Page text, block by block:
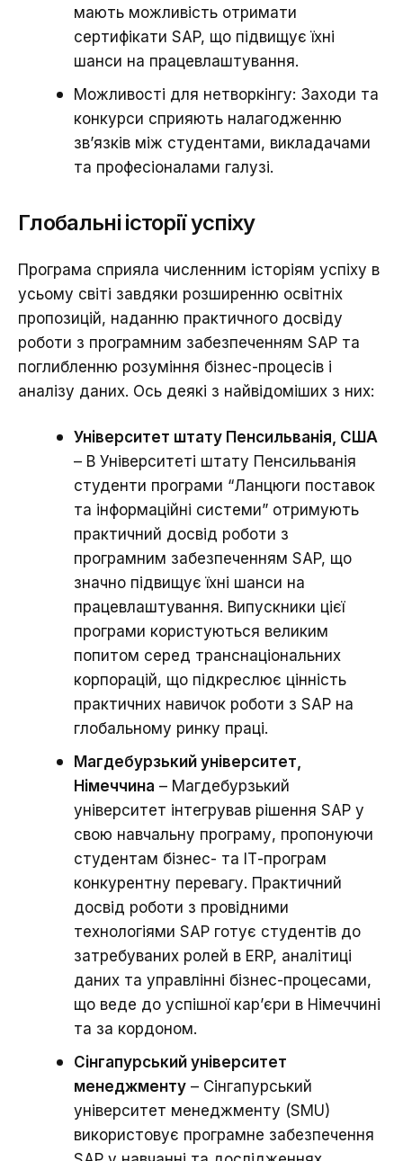
мають можливість отримати
сертифікати SAP, що підвищує їхні
шанси на працевлаштування.
Можливості для нетворкінгу: Заходи та
конкурси сприяють налагодженню
зв’язків між студентами, викладачами
та професіоналами галузі.
Глобальні історії успіху
Програма сприяла численним історіям успіху в
усьому світі завдяки розширенню освітніх
пропозицій, наданню практичного досвіду
роботи з програмним забезпеченням SAP та
поглибленню розуміння бізнес-процесів і
аналізу даних. Ось деякі з найвідоміших з них:
Університет штату Пенсильванія, США
– В Університеті штату Пенсильванія
студенти програми “Ланцюги поставок
та інформаційні системи” отримують
практичний досвід роботи з
програмним забезпеченням SAP, що
значно підвищує їхні шанси на
працевлаштування. Випускники цієї
програми користуються великим
попитом серед транснаціональних
корпорацій, що підкреслює цінність
практичних навичок роботи з SAP на
глобальному ринку праці.
Магдебурзький університет,
Німеччина – Магдебурзький
університет інтегрував рішення SAP у
свою навчальну програму, пропонуючи
студентам бізнес- та ІТ-програм
конкурентну перевагу. Практичний
досвід роботи з провідними
технологіями SAP готує студентів до
затребуваних ролей в ERP, аналітиці
даних та управлінні бізнес-процесами,
що веде до успішної кар’єри в Німеччині
та за кордоном.
Сінгапурський університет
менеджменту – Сінгапурський
університет менеджменту (SMU)
використовує програмне забезпечення